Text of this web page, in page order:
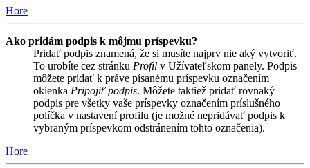
Hore
Ako pridám podpis k môjmu príspevku?
Pridať podpis znamená, že si musíte najprv nie aký vytvoriť.
To urobíte cez stránku Profil v Užívateľskom panely. Podpis
môžete pridať k práve písanému príspevku označením
okienka Pripojiť podpis. Môžete taktiež pridať rovnaký
podpis pre všetky vaše príspevky označením príslušného
políčka v nastavení profilu (je možné nepridávať podpis k
vybraným príspevkom odstránením tohto označenia).
Hore